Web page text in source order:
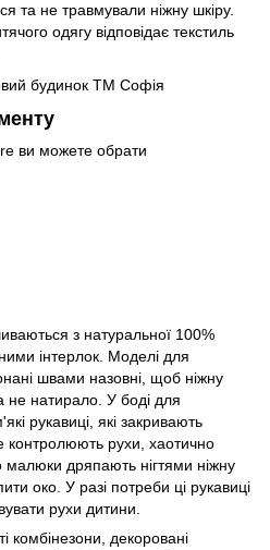
та не травмували ніжну шкіру.
одягу відповідає текстиль
ви можете обрати
з натуральної 100%
інтерлок. Моделі для
швами назовні, щоб ніжну
не натирало. У боді для
рукавиці, які закривають
контролюють рухи, хаотично
дряпають нігтями ніжну
око. У разі потреби ці рукавиці
рухи дитини.
комбінезони, декоровані